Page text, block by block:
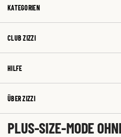
KATEGORIEN
CLUB ZIZZI
HILFE
ÜBER ZIZZI
PLUS-SIZE-MODE